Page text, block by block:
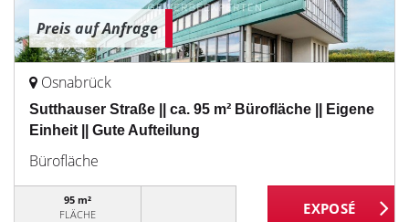
Preis auf Anfrage
Osnabrück
Sutthauser Straße || ca. 95 m² Bürofläche || Eigene
Einheit || Gute Aufteilung
Bürofläche
95 m²
FLÄCHE